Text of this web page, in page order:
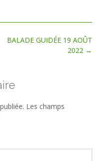
BALADE GUIDÉE 19 AOÛT
2022 →
Les champs